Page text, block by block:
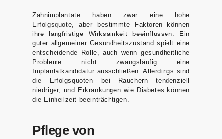
Zahnimplantate haben zwar eine hohe
Erfolgsquote, aber bestimmte Faktoren können
ihre langfristige Wirksamkeit beeinflussen. Ein
guter allgemeiner Gesundheitszustand spielt eine
entscheidende Rolle, auch wenn gesundheitliche
Probleme nicht zwangsläufig eine
Implantatkandidatur ausschließen. Allerdings sind
die Erfolgsquoten bei Rauchern tendenziell
niedriger, und Erkrankungen wie Diabetes können
die Einheilzeit beeinträchtigen.
Pflege von